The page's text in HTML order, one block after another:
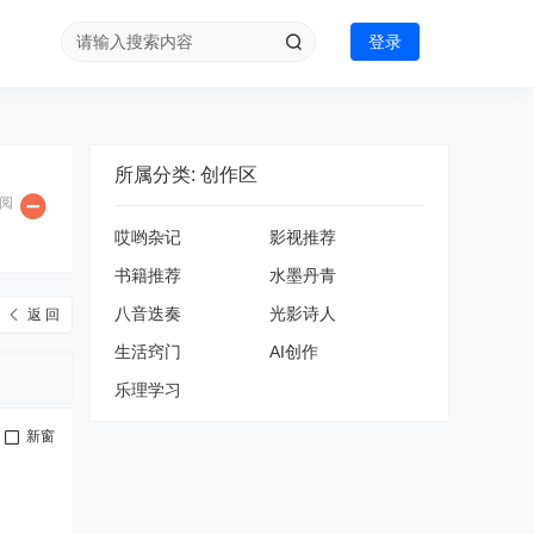
登录
返 回
新窗
所属分类: 创作区
哎哟杂记
影视推荐
书籍推荐
水墨丹青
八音迭奏
光影诗人
生活窍门
AI创作
乐理学习